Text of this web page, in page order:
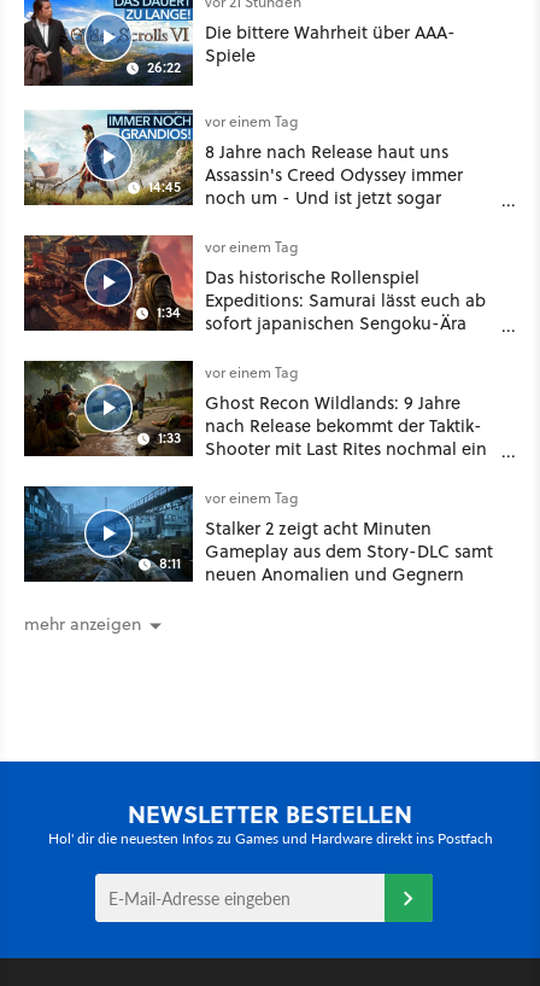
26:22
Die bittere Wahrheit über AAA-
Spiele
14:45
vor einem Tag
8 Jahre nach Release haut uns
Assassin's Creed Odyssey immer
noch um - Und ist jetzt sogar
1:34
vor einem Tag
Das historische Rollenspiel
Expeditions: Samurai lässt euch ab
sofort japanischen Sengoku-Ära
oder Diplomatie
1:33
vor einem Tag
Ghost Recon Wildlands: 9 Jahre
nach Release bekommt der Taktik-
Shooter mit Last Rites nochmal ein
8:11
vor einem Tag
Stalker 2 zeigt acht Minuten
Gameplay aus dem Story-DLC samt
neuen Anomalien und Gegnern
mehr anzeigen
NEWSLETTER BESTELLEN
Hol' dir die neuesten Infos zu Games und Hardware direkt ins Postfach